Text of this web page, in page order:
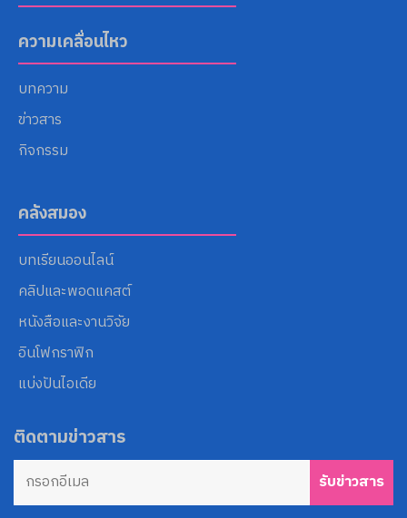
ความเคลื่อนไหว
บทความ
ข่าวสาร
กิจกรรม
คลังสมอง
บทเรียนออนไลน์
คลิปและพอดแคสต์
หนังสือและงานวิจัย
อินโฟกราฟิก
แบ่งปันไอเดีย
ติดตามข่าวสาร